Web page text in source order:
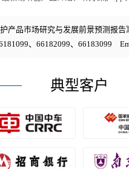
产品市场研究与发展前景预测报告
、66182099、66183099
典型客户